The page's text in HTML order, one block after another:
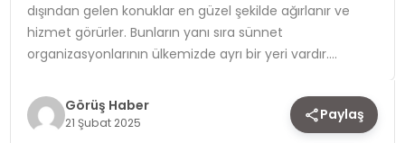
SPOR
YAŞAM
dışından gelen konuklar en güzel şekilde ağırlanır ve
hizmet görürler. Bunların yanı sıra sünnet
organizasyonlarının ülkemizde ayrı bir yeri vardır….
Görüş Haber
21 Şubat 2025 Paylaş